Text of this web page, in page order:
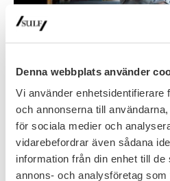
Denna webbplats använder
Vi använder enhetsidentifierare
och annonserna till
för sociala medier och
vidarebefordrar även sådana
information från din enhet till
annons- och analysföretag
Ett gränslöst
Det känns som att jag alltid jobbar
kompensation för tiden, hur
universitetslärarnas årsarbetstid? …